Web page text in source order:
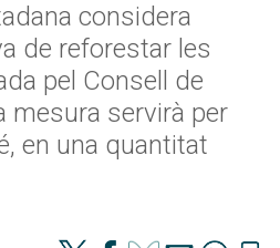
considera
de reforestar les
pel Consell de
mesura servirà per
en una quantitat